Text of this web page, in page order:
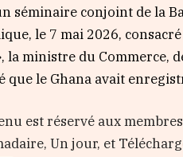
séminaire conjoint de la
le 7 mai 2026,
la ministre du Commerce,
que le Ghana avait
est réservé aux
Un jour, et